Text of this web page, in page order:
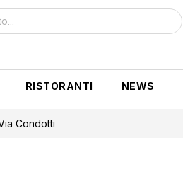
RISTORANTI NEWS
Condotti